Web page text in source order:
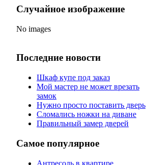
Случайное изображение
No images
Последние новости
Шкаф купе под заказ
Мой мастер не может врезать
замок
Нужно просто поставить дверь
Сломались ножки на диване
Правильный замер дверей
Самое популярное
Антресоль в квартире